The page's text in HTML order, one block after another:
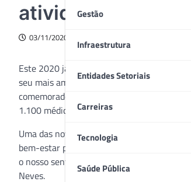
Gestão
Infraestrutura
Entidades Setoriais
Carreiras
Tecnologia
Saúde Pública
atividades
03/11/2020
Este 2020 já ficou registrado na história
seu mais amplo contexto, esteve no centro
comemorado em 18 de outubro, de uma
1.100 médicos cooperados.
Uma das novidades foi a campanha “Viver
bem-estar para as pessoas. Em meio à
o nosso sentimento de gratidão a todos os
Neves.